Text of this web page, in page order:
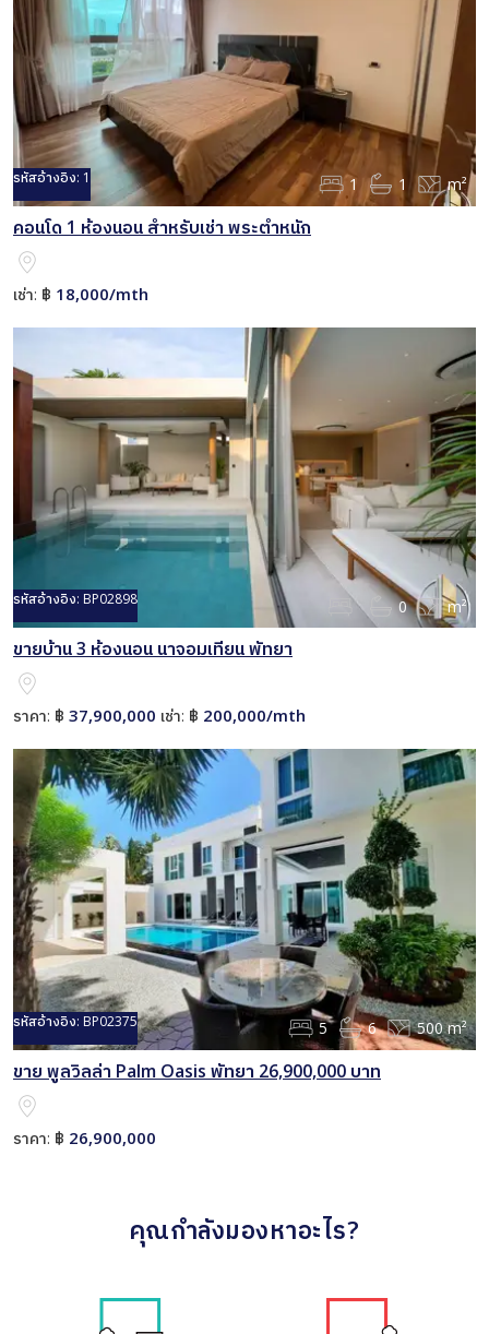
รหัสอ้างอิง: 1 1 1 m²
คอนโด 1 ห้องนอน สำหรับเช่า พระตำหนัก
เช่า: ฿ 18,000/mth
รหัสอ้างอิง: BP02898 0 m²
ขายบ้าน 3 ห้องนอน นาจอมเทียน พัทยา
ราคา: ฿ 37,900,000 เช่า: ฿ 200,000/mth
รหัสอ้างอิง: BP02375 5 6 500 m²
ขาย พูลวิลล่า Palm Oasis พัทยา 26,900,000 บาท
ราคา: ฿ 26,900,000
คุณกำลังมองหาอะไร?